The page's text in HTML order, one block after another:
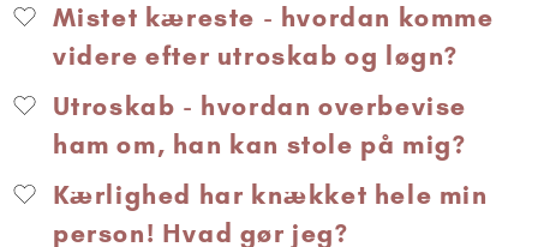
Mistet kæreste - hvordan komme
videre efter utroskab og løgn?
Utroskab - hvordan overbevise
ham om, han kan stole på mig?
Kærlighed har knækket hele min
person! Hvad gør jeg?